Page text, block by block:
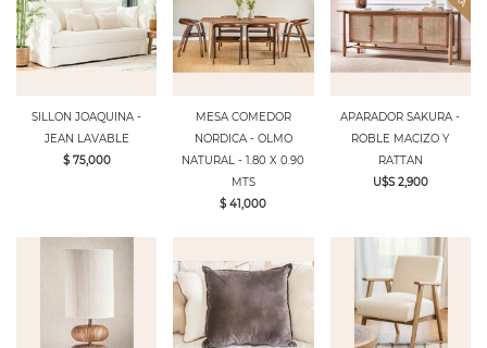
SILLON JOAQUINA -
JEAN LAVABLE
$ 75,000
MESA COMEDOR
NORDICA - OLMO
NATURAL - 1.80 X 0.90
MTS
$ 41,000
APARADOR SAKURA -
ROBLE MACIZO Y
RATTAN
U$S 2,900